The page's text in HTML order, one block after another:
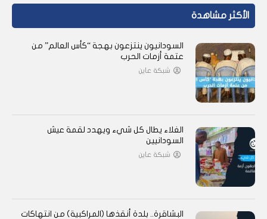
الأكثر مشاهدة
السودانيون ينتزعون بهجة “كأس العالم” من
عتمة أزمات الحرب
شبكة عاين
الغلاء يطال كل شيء ويهدد لقمة عيش
السودانيين
شبكة عاين
البشاقرة.. بلدة أنقذها (المراكبية) من انتهاكات